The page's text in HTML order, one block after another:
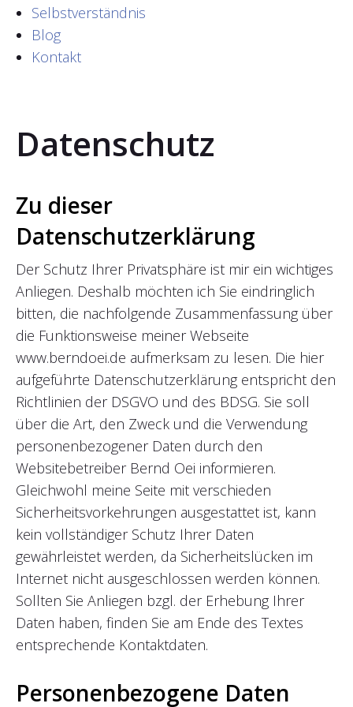
Selbstverständnis
Blog
Kontakt
Datenschutz
Zu dieser
Datenschutzerklärung
Der Schutz Ihrer Privatsphäre ist mir ein wichtiges
Anliegen. Deshalb möchten ich Sie eindringlich
bitten, die nachfolgende Zusammenfassung über
die Funktionsweise meiner Webseite
www.berndoei.de aufmerksam zu lesen. Die hier
aufgeführte Datenschutzerklärung entspricht den
Richtlinien der DSGVO und des BDSG. Sie soll
über die Art, den Zweck und die Verwendung
personenbezogener Daten durch den
Websitebetreiber Bernd Oei informieren.
Gleichwohl meine Seite mit verschieden
Sicherheitsvorkehrungen ausgestattet ist, kann
kein vollständiger Schutz Ihrer Daten
gewährleistet werden, da Sicherheitslücken im
Internet nicht ausgeschlossen werden können.
Sollten Sie Anliegen bzgl. der Erhebung Ihrer
Daten haben, finden Sie am Ende des Textes
entsprechende Kontaktdaten.
Personenbezogene Daten